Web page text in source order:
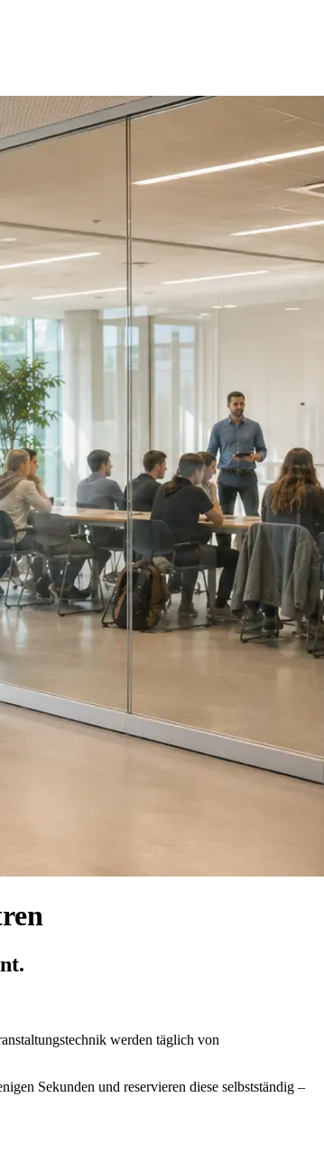
werden täglich von
Sekunden und reservieren diese selbstständig –